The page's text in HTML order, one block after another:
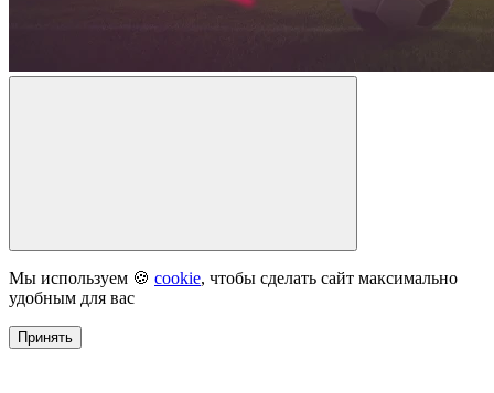
Мы используем 🍪 cookie, чтобы сделать сайт максимально
удобным для вас
Принять